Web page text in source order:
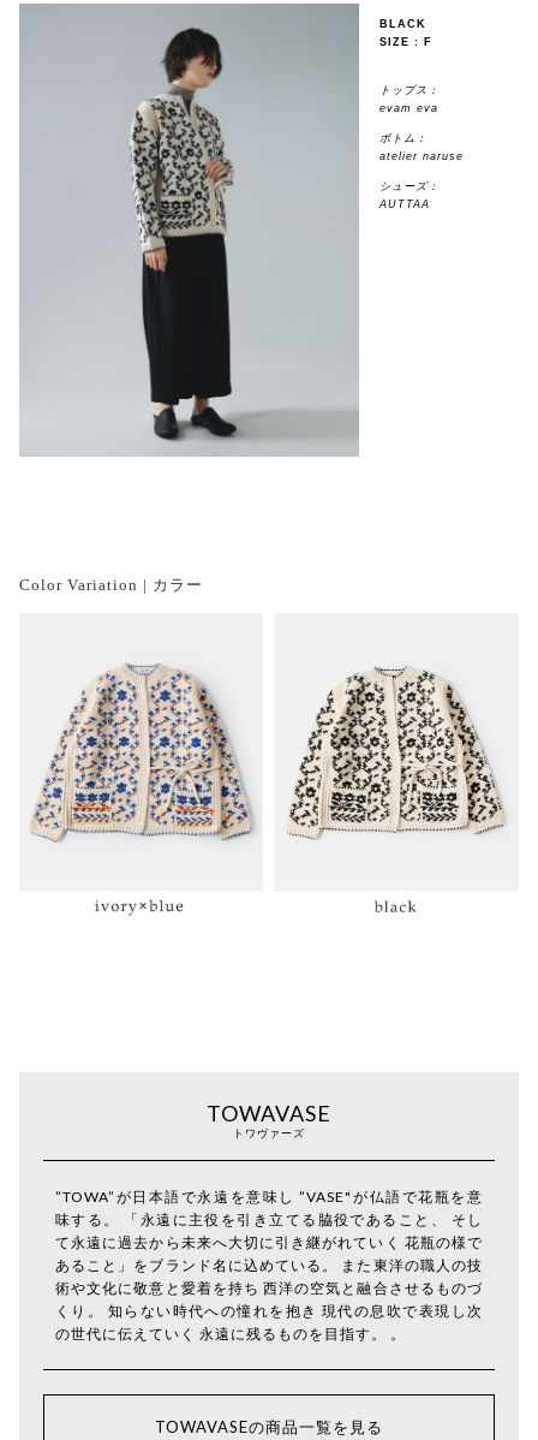
BLACK
SIZE : F
トップス：
evam eva
ボトム：
atelier naruse
シューズ：
AUTTAA
Color Variation | カラー
TOWAVASE
トワヴァーズ
”TOWA”が日本語で永遠を意味し ”VASE"が仏語で花瓶を意
味する。 「永遠に主役を引き立てる脇役であること、 そし
て永遠に過去から未来へ大切に引き継がれていく 花瓶の様で
あること」をブランド名に込めている。 また東洋の職人の技
術や文化に敬意と愛着を持ち 西洋の空気と融合させるものづ
くり。 知らない時代への憧れを抱き 現代の息吹で表現し次
の世代に伝えていく 永遠に残るものを目指す。 。
TOWAVASEの商品一覧を見る